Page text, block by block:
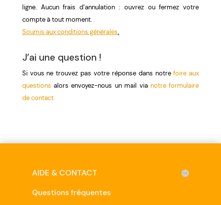
ligne. Aucun frais d’annulation : ouvrez ou fermez votre
compte à tout moment.
Soumis aux conditions générales.
J’ai une question !
Si vous ne trouvez pas votre réponse dans notrefoire aux
questions alors envoyez-nous un mail via notre formulaire
de contact.
AIDE & CONTACT
Questions fréquentes